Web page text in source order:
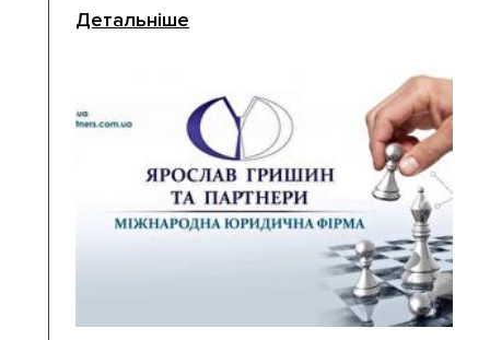
Детальніше